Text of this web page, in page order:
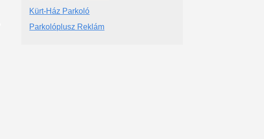
Kürt-Ház Parkoló
Parkolóplusz Reklám